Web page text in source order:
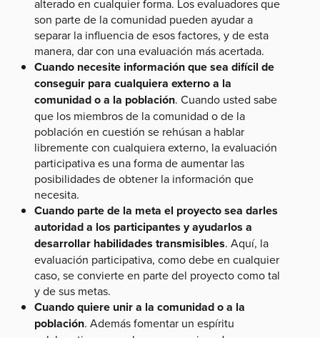
alterado en cualquier forma. Los evaluadores que
son parte de la comunidad pueden ayudar a
separar la influencia de esos factores, y de esta
manera, dar con una evaluación más acertada.
Cuando necesite información que sea difícil de
conseguir para cualquiera externo a la
comunidad o a la población. Cuando usted sabe
que los miembros de la comunidad o de la
población en cuestión se rehúsan a hablar
libremente con cualquiera externo, la evaluación
participativa es una forma de aumentar las
posibilidades de obtener la información que
necesita.
Cuando parte de la meta el proyecto sea darles
autoridad a los participantes y ayudarlos a
desarrollar habilidades transmisibles. Aquí, la
evaluación participativa, como debe en cualquier
caso, se convierte en parte del proyecto como tal
y de sus metas.
Cuando quiere unir a la comunidad o a la
población. Además fomentar un espíritu